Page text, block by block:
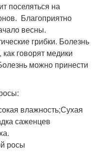
поселяться на
Благоприятно
весны.
грибки. Болезнь
говорят медики
можно принести
влажность;Сухая
саженцев
росы